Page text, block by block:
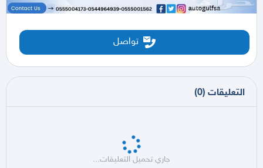
تواصل
التعليقات (
0
)
جاري تحميل التعليقات...